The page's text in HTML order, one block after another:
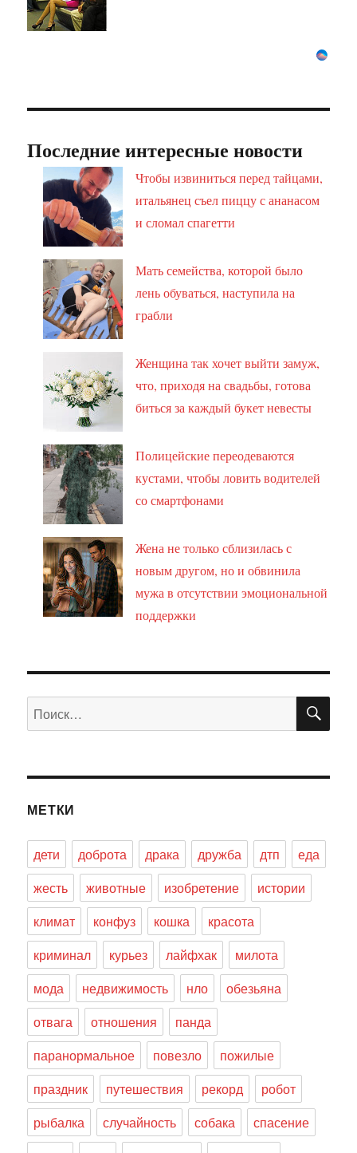
Последние интересные новости
Чтобы извиниться перед тайцами,
итальянец съел пиццу с ананасом
и сломал спагетти
Мать семейства, которой было
лень обуваться, наступила на
грабли
Женщина так хочет выйти замуж,
что, приходя на свадьбы, готова
биться за каждый букет невесты
Полицейские переодеваются
кустами, чтобы ловить водителей
со смартфонами
Жена не только сблизилась с
новым другом, но и обвинила
мужа в отсутствии эмоциональной
поддержки
Искать:
МЕТКИ
дети доброта драка дружба дтп
еда
жесть
животные изобретение
истории
климат
конфуз кошка
красота
криминал
курьез лайфхак
милота
мода
недвижимость нло
обезьяна
отвага
отношения
панда
паранормальное
повезло
пожилые
праздник
путешествия рекорд
робот
рыбалка
случайность собака
спасение